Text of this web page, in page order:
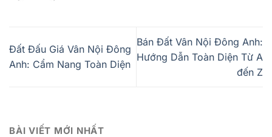
Đất Đấu Giá Vân Nội Đông
Anh: Cẩm Nang Toàn Diện
Bán Đất Vân Nội Đông Anh:
Hướng Dẫn Toàn Diện Từ A
đến Z
BÀI VIẾT MỚI NHẤT